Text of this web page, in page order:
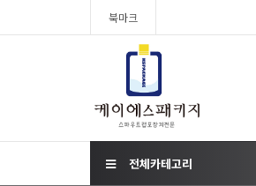
북마크
전체카테고리